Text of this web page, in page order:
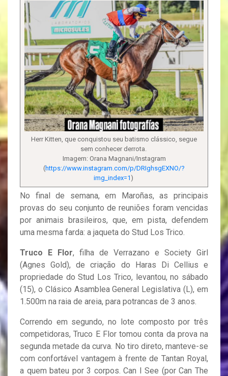
Herr Kitten, que conquistou seu batismo clássico, segue
sem conhecer derrota.
Imagem: Orana Magnani/Instagram
(https://www.instagram.com/p/DRIghsgEXNO/?
img_index=1 )
No final de semana, em Maroñas, as principais
provas do seu conjunto de reuniões foram vencidas
por animais brasileiros, que, em pista, defendem
uma mesma farda: a jaqueta do Stud Los Trico.
Truco E Flor, filha de Verrazano e Society Girl
(Agnes Gold), de criação do Haras Di Cellius e
propriedade do Stud Los Trico, levantou, no sábado
(15), o Clásico Asamblea General Legislativa (L), em
1.500m na raia de areia, para potrancas de 3 anos.
Correndo em segundo, no lote composto por três
competidoras, Truco E Flor tomou conta da prova na
segunda metade da curva. No tiro direto, manteve-se
com confortável vantagem à frente de Tantan Royal,
a quem bateu por 3 corpos. Can I See (por Can The